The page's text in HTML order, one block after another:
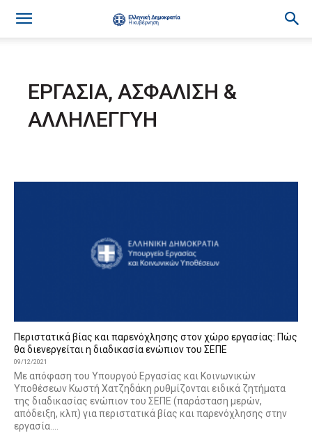
ΕΡΓΑΣΙΑ, ΑΣΦΑΛΙΣΗ &
ΑΛΛΗΛΕΓΓΥΗ
Περιστατικά βίας και παρενόχλησης στον χώρο εργασίας: Πώς
θα διενεργείται η διαδικασία ενώπιον του ΣΕΠΕ
09/12/2021
Με απόφαση του Υπουργού Εργασίας και Κοινωνικών
Υποθέσεων Κωστή Χατζηδάκη ρυθμίζονται ειδικά ζητήματα
της διαδικασίας ενώπιον του ΣΕΠΕ (παράσταση μερών,
απόδειξη, κλπ) για περιστατικά βίας και παρενόχλησης στην
εργασία....